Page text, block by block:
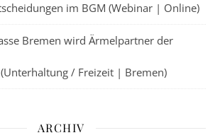
im BGM (Webinar | Online)
Bremen wird Ärmelpartner der
(Unterhaltung / Freizeit | Bremen)
ARCHIV